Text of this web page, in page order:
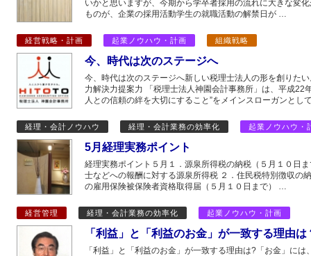
いかと思いますが、今期から学卒者採用の流れに大きな変
ものが、企業の採用活動学生の就職活動の解禁日が …
経営戦略・計画 起業ノウハウ・計画 組織戦略
今、時代は次のステージへ
今、時代は次のステージへ新しい税理士法人の形を創りた
力解決力提案力 「税理士法人神園会計事務所」は、平成22
人との信頼の絆を大切にすること”をメインスローガンとし
経理・会計ノウハウ 経理・会計業務の効率化 起業ノウハウ・
5月経理実務ポイント
経理実務ポイント５月１．源泉所得税の納税（５月１０日
士などへの報酬に対する源泉所得税 ２．住民税特別徴収の
の雇用保険被保険者資格取得届（５月１０日まで） …
経営管理 経理・会計業務の効率化 起業ノウハウ・計画
「利益」と「利益のお金」が一致する理由は
「利益」と「利益のお金」が一致する理由は?「お金」に